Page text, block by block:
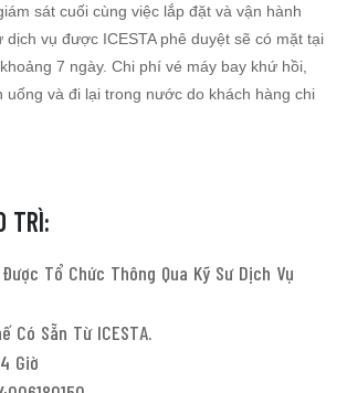
sát cuối cùng việc lắp đặt và vận hành
dịch vụ được ICESTA phê duyệt sẽ có mặt tại
7 ngày. Chi phí vé máy bay khứ hồi,
uống và đi lại trong nước do khách hàng chi
TRÌ:
Tổ Chức Thông Qua Kỹ Sư Dịch Vụ
Có Sẵn Từ ICESTA.
Giờ